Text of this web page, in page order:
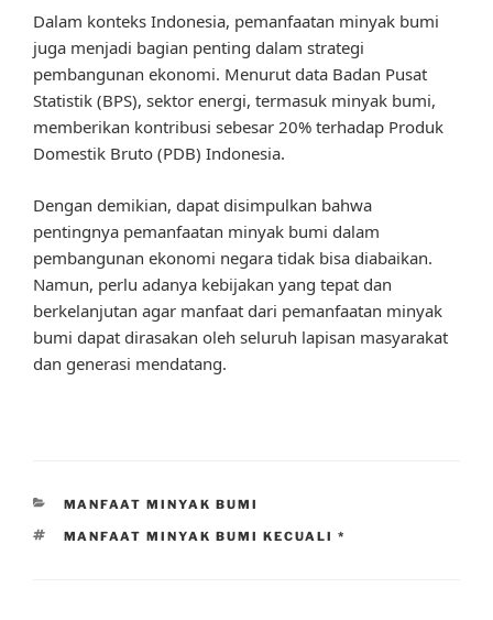
Dalam konteks Indonesia, pemanfaatan minyak bumi
juga menjadi bagian penting dalam strategi
pembangunan ekonomi. Menurut data Badan Pusat
Statistik (BPS), sektor energi, termasuk minyak bumi,
memberikan kontribusi sebesar 20% terhadap Produk
Domestik Bruto (PDB) Indonesia.
Dengan demikian, dapat disimpulkan bahwa
pentingnya pemanfaatan minyak bumi dalam
pembangunan ekonomi negara tidak bisa diabaikan.
Namun, perlu adanya kebijakan yang tepat dan
berkelanjutan agar manfaat dari pemanfaatan minyak
bumi dapat dirasakan oleh seluruh lapisan masyarakat
dan generasi mendatang.
CATEGORIES
MANFAAT MINYAK BUMI
TAGS
MANFAAT MINYAK BUMI KECUALI *